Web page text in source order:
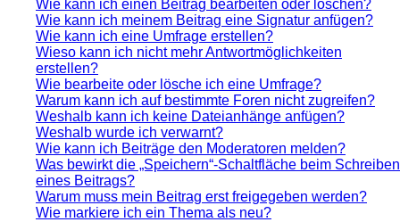
Wie kann ich einen Beitrag bearbeiten oder löschen?
Wie kann ich meinem Beitrag eine Signatur anfügen?
Wie kann ich eine Umfrage erstellen?
Wieso kann ich nicht mehr Antwortmöglichkeiten
erstellen?
Wie bearbeite oder lösche ich eine Umfrage?
Warum kann ich auf bestimmte Foren nicht zugreifen?
Weshalb kann ich keine Dateianhänge anfügen?
Weshalb wurde ich verwarnt?
Wie kann ich Beiträge den Moderatoren melden?
Was bewirkt die „Speichern“-Schaltfläche beim Schreiben
eines Beitrags?
Warum muss mein Beitrag erst freigegeben werden?
Wie markiere ich ein Thema als neu?